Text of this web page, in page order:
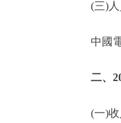
(三)人
中國電
二、
(一)收